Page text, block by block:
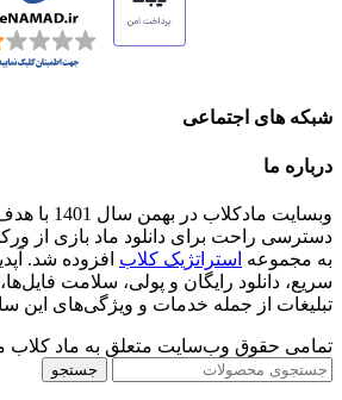
شبکه های اجتماعی
درباره ما
وبسایت
دسترسی راحت برای دانلود ماد بازی از
به مجموعه استراتژیک کلاب افزوده شد.
سریع، دانلود رایگان و پولی، سلامت
تبلیغات از جمله خدمات و ویژگی‌های این
تمامی حقوق وب‌سایت متعلق به ماد کلاب
جستجو